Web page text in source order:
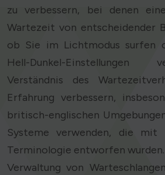
zu verbessern, bei denen
Wartezeit von entscheidender
ob Sie im Lichtmodus surfen
Hell-Dunkel-Einstellungen
Verständnis des
Erfahrung verbessern,
britisch-englischen
Systeme verwenden, die mit
Terminologie entworfen
Verwaltung von